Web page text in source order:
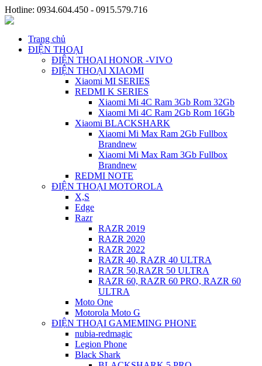
Hotline: 0934.604.450 - 0915.579.716
Trang chủ
ĐIỆN THOẠI
ĐIỆN THOẠI HONOR -VIVO
ĐIỆN THOẠI XIAOMI
Xiaomi MI SERIES
REDMI K SERIES
Xiaomi Mi 4C Ram 3Gb Rom 32Gb
Xiaomi Mi 4C Ram 2Gb Rom 16Gb
Xiaomi BLACKSHARK
Xiaomi Mi Max Ram 2Gb Fullbox
Brandnew
Xiaomi Mi Max Ram 3Gb Fullbox
Brandnew
REDMI NOTE
ĐIỆN THOẠI MOTOROLA
X,S
Edge
Razr
RAZR 2019
RAZR 2020
RAZR 2022
RAZR 40, RAZR 40 ULTRA
RAZR 50,RAZR 50 ULTRA
RAZR 60, RAZR 60 PRO, RAZR 60
ULTRA
Moto One
Motorola Moto G
ĐIỆN THOẠI GAMEMING PHONE
nubia-redmagic
Legion Phone
Black Shark